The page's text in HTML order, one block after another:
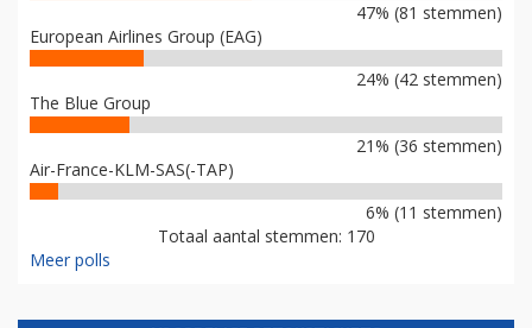
47% (81 stemmen)
European Airlines Group (EAG)
24% (42 stemmen)
The Blue Group
21% (36 stemmen)
Air-France-KLM-SAS(-TAP)
6% (11 stemmen)
Totaal aantal stemmen: 170
Meer polls